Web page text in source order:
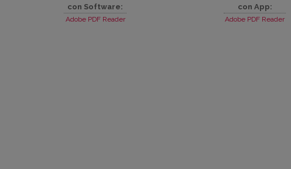
con Software:
Adobe PDF Reader
con App:
Adobe PDF Reader